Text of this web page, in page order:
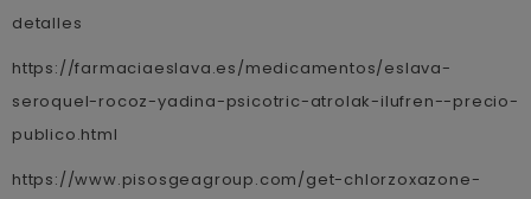
detalles
https://farmaciaeslava.es/medicamentos/eslava-
seroquel-rocoz-yadina-psicotric-atrolak-ilufren--precio-
publico.html
https://www.pisosgeagroup.com/get-chlorzoxazone-